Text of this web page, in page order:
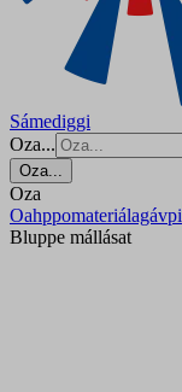
Sámediggi
Oza...
Oza...
Oza
Oahppomateriálagávpi
Bluppe mállásat